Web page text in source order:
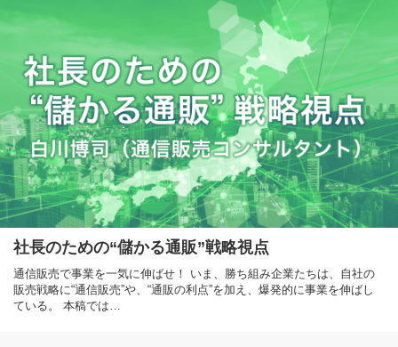
社長のための“儲かる通販”戦略視点
通信販売で事業を一気に伸ばせ！ いま、勝ち組み企業たちは、自社の
販売戦略に“通信販売”や、“通販の利点”を加え、爆発的に事業を伸ばし
ている。 本稿では…